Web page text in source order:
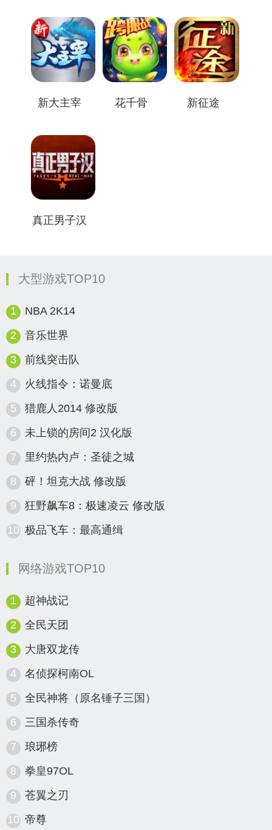
新大主宰 花千骨 新征途
真正男子汉
大型游戏TOP10
1
NBA 2K14
2
音乐世界
3
前线突击队
4
火线指令：诺曼底
5
猎鹿人2014 修改版
6
未上锁的房间2 汉化版
7
里约热内卢：圣徒之城
8
砰！坦克大战 修改版
9
狂野飙车8：极速凌云 修改版
10 极品飞车：最高通缉
网络游戏TOP10
1
超神战记
2
全民天团
3
大唐双龙传
4
名侦探柯南OL
5
全民神将（原名锤子三国）
6
三国杀传奇
7
琅琊榜
8
拳皇97OL
9
苍翼之刃
10 帝尊